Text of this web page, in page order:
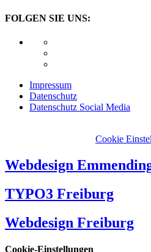
FOLGEN SIE UNS:
Impressum
Datenschutz
Datenschutz Social Media
Cookie
Webdesign
TYPO3 Freiburg
Webdesign Freiburg
Cookie-Einstellungen